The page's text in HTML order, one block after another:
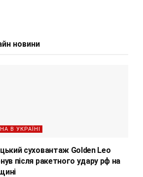
новини
В УКРАЇНІ
суховантаж Golden Leo
після ракетного удару рф на